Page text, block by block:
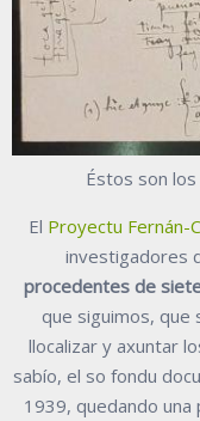
Éstos son
El Proyectu Fernán-
investigadores
procedentes de
que siguimos, que
llocalizar y axuntar
sabío, el so fondu
1939, quedando